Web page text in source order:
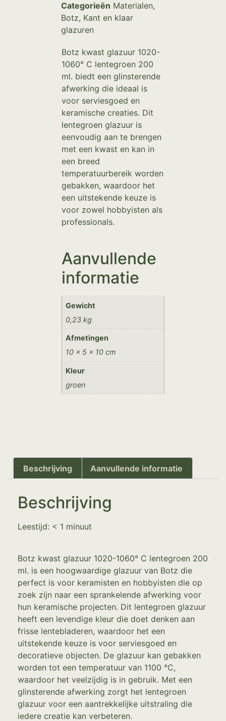
Categorieën Materialen,
Botz, Kant en klaar
glazuren
Botz kwast glazuur 1020-
1060° C lentegroen 200
ml. biedt een glinsterende
afwerking die ideaal is
voor serviesgoed en
keramische creaties. Dit
lentegroen glazuur is
eenvoudig aan te brengen
met een kwast en kan in
een breed
temperatuurbereik worden
gebakken, waardoor het
een uitstekende keuze is
voor zowel hobbyisten als
professionals.
Aanvullende
informatie
Gewicht
0,23 kg
Afmetingen
10 × 5 × 10 cm
Kleur
groen
Beschrijving Aanvullende informatie
Beschrijving
Leestijd: < 1 minuut
Botz kwast glazuur 1020-1060° C lentegroen 200
ml. is een hoogwaardige glazuur van Botz die
perfect is voor keramisten en hobbyisten die op
zoek zijn naar een sprankelende afwerking voor
hun keramische projecten. Dit lentegroen glazuur
heeft een levendige kleur die doet denken aan
frisse lentebladeren, waardoor het een
uitstekende keuze is voor serviesgoed en
decoratieve objecten. De glazuur kan gebakken
worden tot een temperatuur van 1100 °C,
waardoor het veelzijdig is in gebruik. Met een
glinsterende afwerking zorgt het lentegroen
glazuur voor een aantrekkelijke uitstraling die
iedere creatie kan verbeteren.